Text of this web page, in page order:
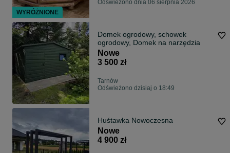
Odświeżono dnia 06 sierpnia 2026
Domek ogrodowy, schowek
ogrodowy, Domek na narzędzia
Nowe
3 500 zł
Tarnów
Odświeżono dzisiaj o 18:49
Huśtawka Nowoczesna
Nowe
4 900 zł
WYRÓŻNIONE